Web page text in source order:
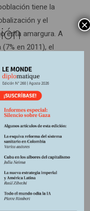
tiene la
y el
esta amargura. A
en 2011), el
de 2012, el Fondo
préstamos,
la rupia ya se
14% entre 2011 y
como el fin de las
europeo, son
del capitalismo
las naciones
coloca a
ya que se los
×